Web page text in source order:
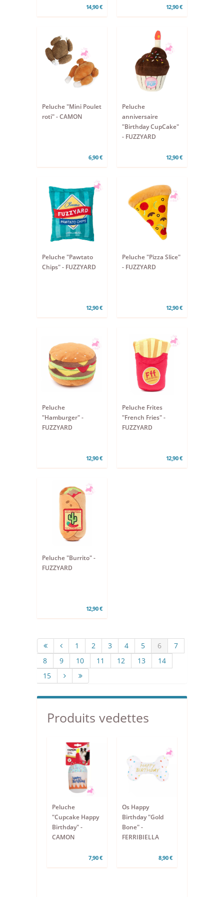
14,90 € 12,90 €
Peluche "Mini Poulet
roti" - CAMON
6,90 €
Peluche
anniversaire
"Birthday CupCake"
- FUZZYARD
12,90 €
Peluche "Pawtato
Chips" - FUZZYARD
12,90 €
Peluche "Pizza Slice"
- FUZZYARD
12,90 €
Peluche
"Hamburger" -
FUZZYARD
12,90 €
Peluche Frites
"French Fries" -
FUZZYARD
12,90 €
Peluche "Burrito" -
FUZZYARD
12,90 €
1 2 3 4 5 6
7
8
9 10 11 12 13
14
15
Produits vedettes
Peluche
"Cupcake Happy
Birthday" -
CAMON
7,90 €
Os Happy
Birthday "Gold
Bone" -
FERRIBIELLA
8,90 €